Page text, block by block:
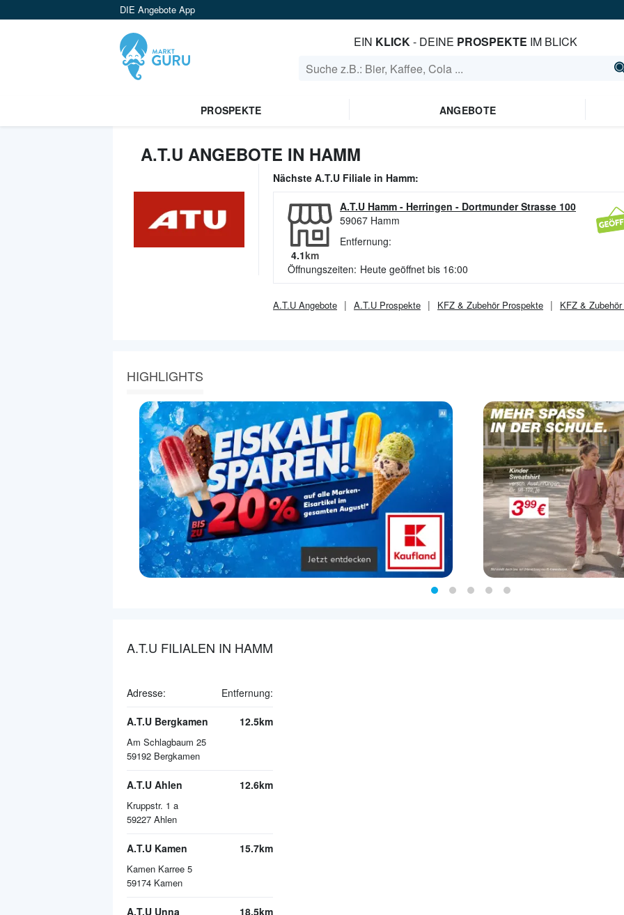
DIE Angebote App
EIN KLICK- DEINE PROSPEKTE IM BLICK
PROSPEKTE ANGEBOTE
A.T.U ANGEBOTE IN HAMM
Nächste A.T.U Filiale in Hamm:
A.T.U Hamm - Herringen - Dortmunder Strasse 100
59067 Hamm
Entfernung:
4.1km
Öffnungszeiten: Heute geöffnet bis 16:00
A.T.U Angebote A.T.U Prospekte KFZ & ZubehörProspekte KFZ & Zubehör
HIGHLIGHTS
A.T.U FILIALEN IN HAMM
Adresse: Entfernung:
A.T.U Bergkamen
Am Schlagbaum 25
59192 Bergkamen
12.5km
A.T.U Ahlen
Kruppstr. 1 a
59227 Ahlen
12.6km
A.T.U Kamen
Kamen Karree 5
59174 Kamen
15.7km
A.T.U Unna 18.5km